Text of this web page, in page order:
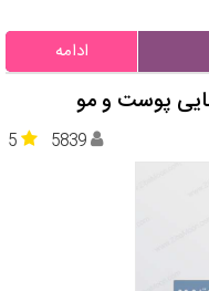
ادامه
پوست و مو
5 5839